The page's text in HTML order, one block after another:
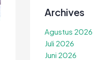
Archives
Agustus 2026
Juli 2026
Juni 2026